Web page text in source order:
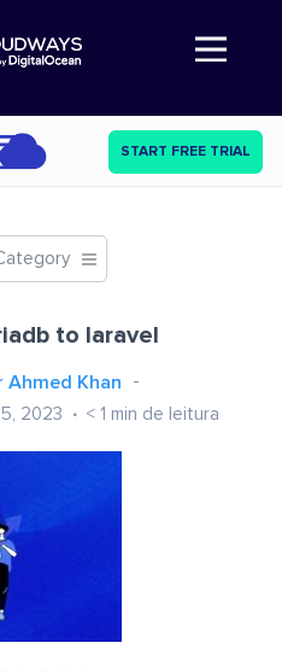
Abre a navegação
START FREE TRIAL
to laravel
Ahmed Khan
2023 < 1 min de leitura